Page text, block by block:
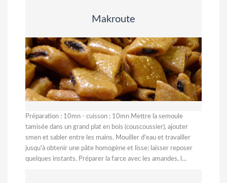
Makroute
Préparation : 10mn - cuisson : 10mn Mettre la semoule
tamisée dans un grand plat en bois (couscoussier), ajouter
smen et sabler entre les mains. Mouiller d'eau et travailler
jusqu'à obtenir une pâte homogène et lisse; laisser reposer
quelques instants. Préparer la farce avec les amandes, l...